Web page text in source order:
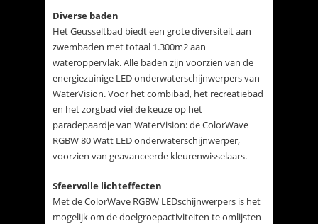
Diverse baden
Het Geusseltbad biedt een grote diversiteit aan
zwembaden met totaal 1.300m2 aan
wateroppervlak. Alle baden zijn voorzien van de
energiezuinige LED onderwaterschijnwerpers van
WaterVision. Voor het combibad, het recreatiebad
en het zorgbad viel de keuze op het
paradepaardje van WaterVision: de ColorWave
RGBW 80 Watt LED onderwaterschijnwerper,
voorzien van geavanceerde kleurenwisselaars.
Sfeervolle lichteffecten
Met de ColorWave RGBW LEDschijnwerpers is het
mogelijk om de doelgroepactiviteiten te omlijsten